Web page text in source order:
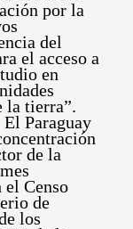
por la
del
el acceso a
en
la tierra”.
El Paraguay
de la
Censo
de
los